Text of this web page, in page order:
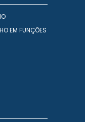
EM FUNÇÕES